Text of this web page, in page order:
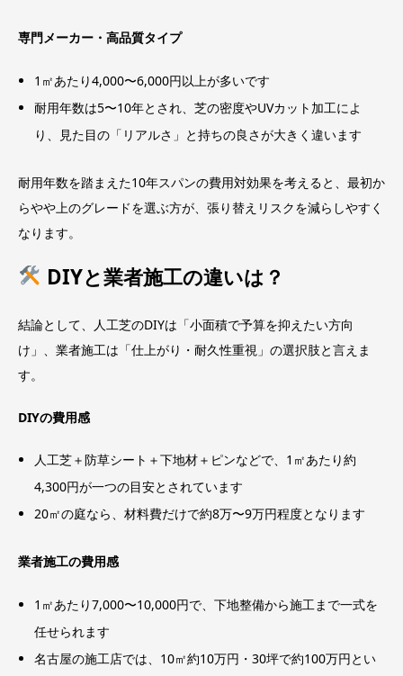
専門メーカー・高品質タイプ
1㎡あたり4,000〜6,000円以上が多いです
耐用年数は5〜10年とされ、芝の密度やUVカット加工によ
り、見た目の「リアルさ」と持ちの良さが大きく違います
耐用年数を踏まえた10年スパンの費用対効果を考えると、最初か
らやや上のグレードを選ぶ方が、張り替えリスクを減らしやすく
なります。
DIYと業者施工の違いは？
結論として、人工芝のDIYは「小面積で予算を抑えたい方向
け」、業者施工は「仕上がり・耐久性重視」の選択肢と言えま
す。
DIYの費用感
人工芝＋防草シート＋下地材＋ピンなどで、1㎡あたり約
4,300円が一つの目安とされています
20㎡の庭なら、材料費だけで約8万〜9万円程度となります
業者施工の費用感
1㎡あたり7,000〜10,000円で、下地整備から施工まで一式を
任せられます
名古屋の施工店では、10㎡約10万円・30坪で約100万円とい